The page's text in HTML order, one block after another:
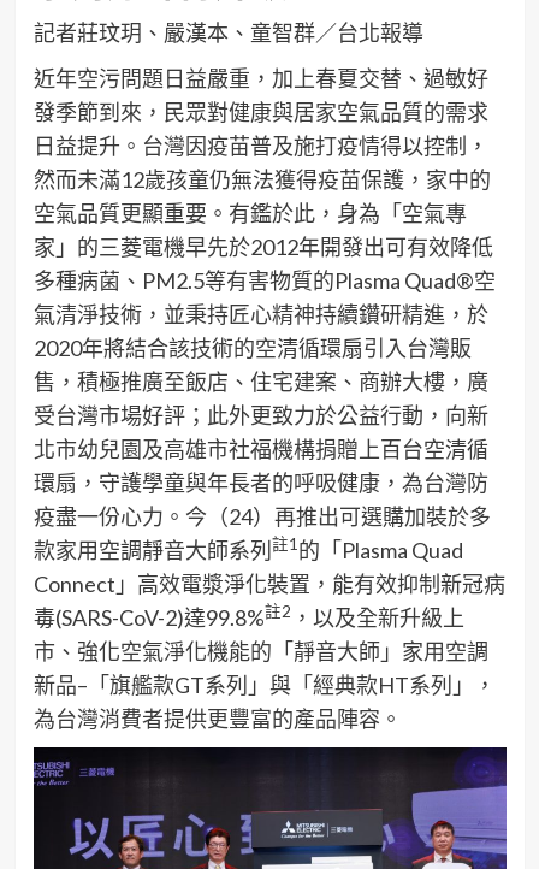
記者莊玟玥、嚴漢本、童智群／台北報導
近年空污問題日益嚴重，加上春夏交替、過敏好
發季節到來，民眾對健康與居家空氣品質的需求
日益提升。台灣因疫苗普及施打疫情得以控制，
然而未滿12歲孩童仍無法獲得疫苗保護，家中的
空氣品質更顯重要。有鑑於此，身為「空氣專
家」的三菱電機早先於2012年開發出可有效降低
多種病菌、PM2.5等有害物質的Plasma Quad®空
氣清淨技術，並秉持匠心精神持續鑽研精進，於
2020年將結合該技術的空清循環扇引入台灣販
售，積極推廣至飯店、住宅建案、商辦大樓，廣
受台灣市場好評；此外更致力於公益行動，向新
北市幼兒園及高雄市社福機構捐贈上百台空清循
環扇，守護學童與年長者的呼吸健康，為台灣防
疫盡一份心力。今（24）再推出可選購加裝於多
款家用空調靜音大師系列 註1的「Plasma Quad
Connect」高效電漿淨化裝置，能有效抑制新冠病
毒(SARS-CoV-2)達99.8%註2 ，以及全新升級上
市、強化空氣淨化機能的「靜音大師」家用空調
新品–「旗艦款GT系列」與「經典款HT系列」，
為台灣消費者提供更豐富的產品陣容。